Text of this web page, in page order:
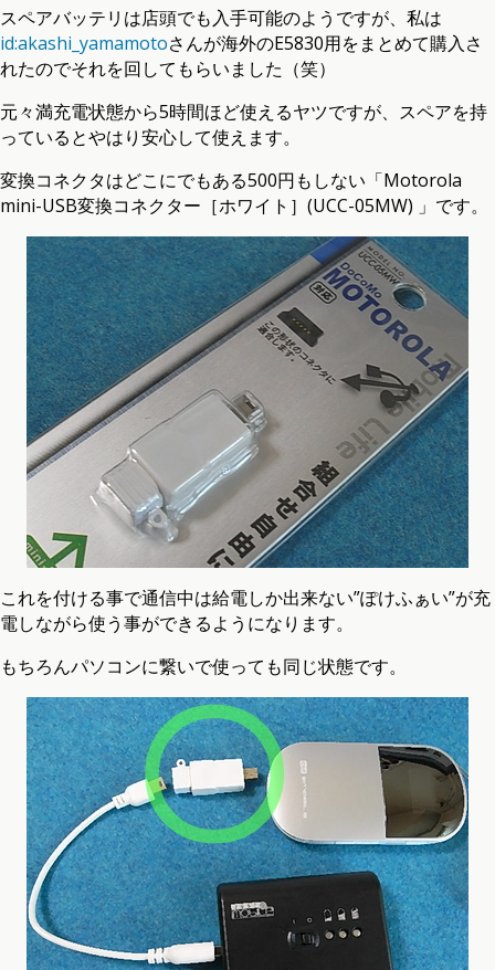
スペアバッテリは店頭でも入手可能のようですが、私は
id:akashi_yamamotoさんが海外のE5830用をまとめて購入さ
れたのでそれを回してもらいました（笑）
元々満充電状態から5時間ほど使えるヤツですが、スペアを持
っているとやはり安心して使えます。
変換コネクタはどこにでもある500円もしない「Motorola
mini-USB変換コネクター［ホワイト］(UCC-05MW) 」です。
これを付ける事で通信中は給電しか出来ない”ぽけふぁい”が充
電しながら使う事ができるようになります。
もちろんパソコンに繋いで使っても同じ状態です。